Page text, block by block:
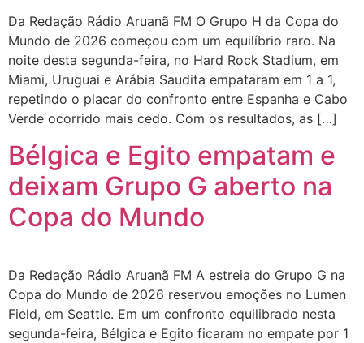
Da Redação Rádio Aruanã FM O Grupo H da Copa do
Mundo de 2026 começou com um equilíbrio raro. Na
noite desta segunda-feira, no Hard Rock Stadium, em
Miami, Uruguai e Arábia Saudita empataram em 1 a 1,
repetindo o placar do confronto entre Espanha e Cabo
Verde ocorrido mais cedo. Com os resultados, as […]
Bélgica e Egito empatam e
deixam Grupo G aberto na
Copa do Mundo
Da Redação Rádio Aruanã FM A estreia do Grupo G na
Copa do Mundo de 2026 reservou emoções no Lumen
Field, em Seattle. Em um confronto equilibrado nesta
segunda-feira, Bélgica e Egito ficaram no empate por 1